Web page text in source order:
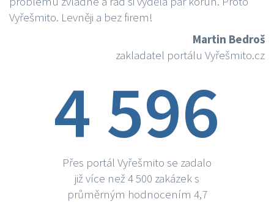
Vyřešmito. Levněji a bez firem!
Martin Bedroš
zakladatel portálu Vyřešmito.cz
4 596
Přes portál Vyřešmito se zadalo
již více než 4 500 zakázek s
průměrným hodnocením 4,7